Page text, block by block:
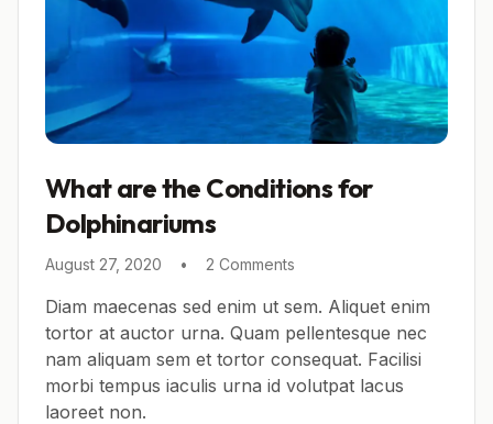
What are the Conditions for
Dolphinariums
August 27, 2020 • 2 Comments
Diam maecenas sed enim ut sem. Aliquet enim
tortor at auctor urna. Quam pellentesque nec
nam aliquam sem et tortor consequat. Facilisi
morbi tempus iaculis urna id volutpat lacus
laoreet non.